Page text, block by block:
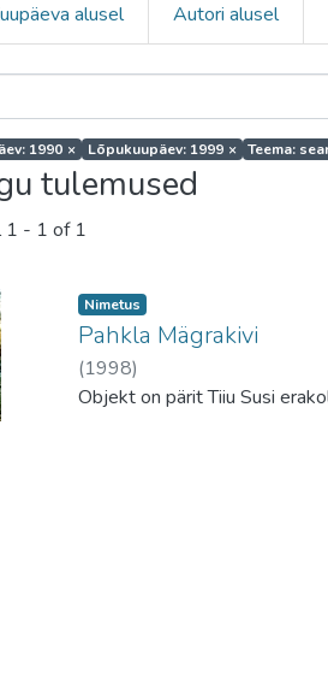
alusel Autori alusel
1990 × Lõpukuupäev: 1999 × Teema:
tulemused
1 - 1 of 1
Nimetus
Pahkla Mägrakivi
(1998)
Objekt on pärit Tiiu Susi